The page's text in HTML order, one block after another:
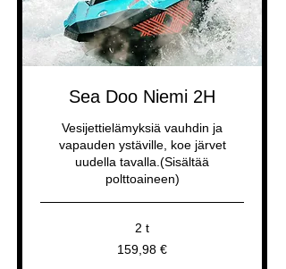
Sea Doo Niemi 2H
Vesijettielämyksiä vauhdin ja
vapauden ystäville, koe järvet
uudella tavalla.(Sisältää
polttoaineen)
2 t
159,98 €